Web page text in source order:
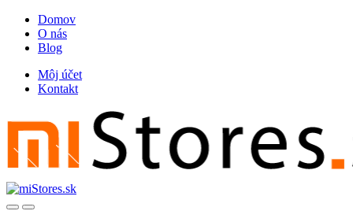
Skip
navigation
Skip
content
Domov
O nás
Blog
Môj účet
Kontakt
OpenClose